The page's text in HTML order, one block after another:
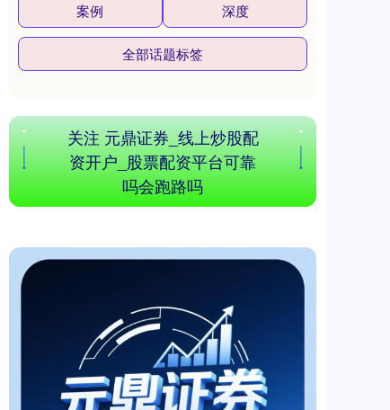
北证50 1122.88 +3.42 +0.30%
3515.56 -19.58
案例 深度
全部话题标签
关注 元鼎证券_线上炒股配
资开户_股票配资平台可靠
吗会跑路吗